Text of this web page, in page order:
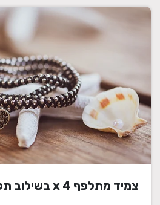
צמיד מתלפף x 4 בשילוב תליון לב